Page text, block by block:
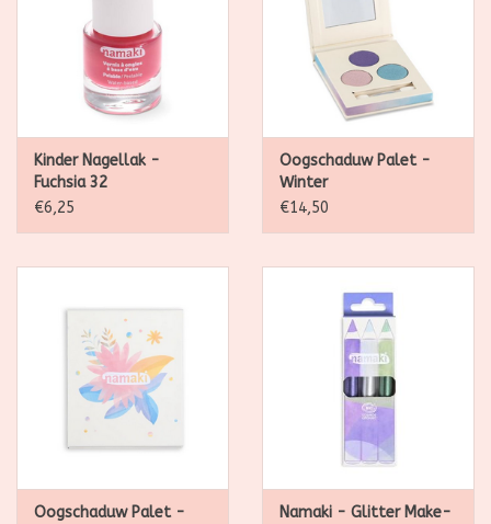
Workshops
Kinder Nagellak -
Fuchsia 32
€6,25
Oogschaduw Palet -
Winter
€14,50
Oogschaduw Palet -
Namaki - Glitter Make-